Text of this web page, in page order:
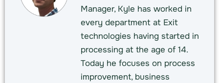
Manager, Kyle has worked in
every department at Exit
technologies having started in
processing at the age of 14.
Today he focuses on process
improvement, business